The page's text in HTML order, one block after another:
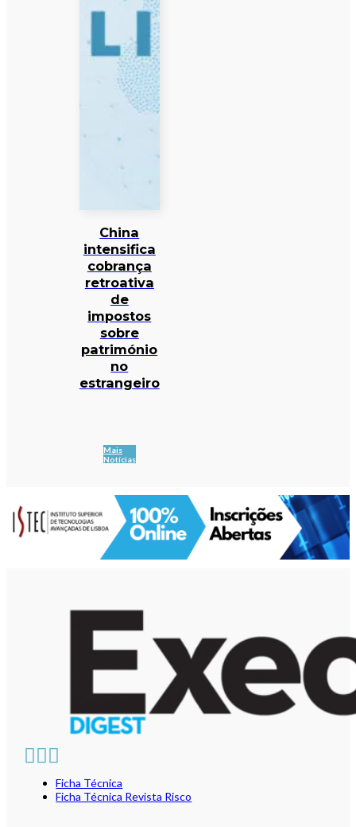
China
intensifica
cobrança
retroativa
de
impostos
sobre
património
no
estrangeiro
Mais
Notícias
Ficha Técnica
Ficha Técnica Revista Risco